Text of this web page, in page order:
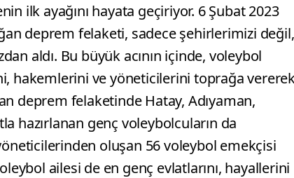
ilk ayağını hayata geçiriyor. 6 Şubat 2023
deprem felaketi, sadece şehirlerimizi değil,
aldı. Bu büyük acının içinde, voleybol
hakemlerini ve yöneticilerini toprağa
deprem felaketinde Hatay, Adıyaman,
hazırlanan genç voleybolcuların da
oluşan 56 voleybol emekçisi
ailesi de en genç evlatlarını, hayallerini